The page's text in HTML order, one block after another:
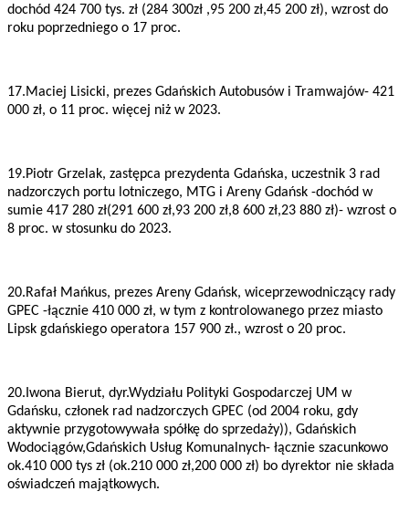
dochód 424 700 tys. zł (284 300zł ,95 200 zł,45 200 zł), wzrost do
roku poprzedniego o 17 proc.
17.Maciej Lisicki, prezes Gdańskich Autobusów i Tramwajów- 421
000 zł, o 11 proc. więcej niż w 2023.
19.Piotr Grzelak, zastępca prezydenta Gdańska, uczestnik 3 rad
nadzorczych portu lotniczego, MTG i Areny Gdańsk -dochód w
sumie 417 280 zł(291 600 zł,93 200 zł,8 600 zł,23 880 zł)- wzrost o
8 proc. w stosunku do 2023.
20.Rafał Mańkus, prezes Areny Gdańsk, wiceprzewodniczący rady
GPEC -łącznie 410 000 zł, w tym z kontrolowanego przez miasto
Lipsk gdańskiego operatora 157 900 zł., wzrost o 20 proc.
20.Iwona Bierut, dyr.Wydziału Polityki Gospodarczej UM w
Gdańsku, członek rad nadzorczych GPEC (od 2004 roku, gdy
aktywnie przygotowywała spółkę do sprzedaży)), Gdańskich
Wodociągów,Gdańskich Usług Komunalnych- łącznie szacunkowo
ok.410 000 tys zł (ok.210 000 zł,200 000 zł) bo dyrektor nie składa
oświadczeń majątkowych.